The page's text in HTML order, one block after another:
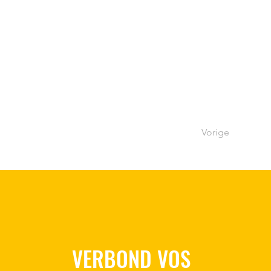
Vorige
VERBOND VOS